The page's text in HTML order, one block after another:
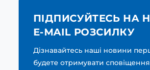
ПІДПИСУЙТЕСЬ НА
E-MAIL РОЗСИЛКУ
Дізнавайтесь наші новини
будете отримувати